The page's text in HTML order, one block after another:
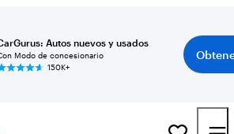
Autos nuevos y usados
Modo de concesionario
150K+